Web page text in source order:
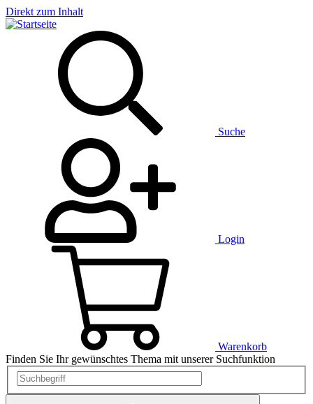
Direkt zum Inhalt
Suche
Login
Warenkorb
Finden Sie Ihr gewünschtes Thema mit unserer Suchfunktion